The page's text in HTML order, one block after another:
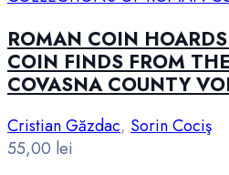
ROMAN COIN
COIN FINDS FROM
COVASNA COUNTY
Cristian Găzdac, Sorin Cociş
55,00 lei